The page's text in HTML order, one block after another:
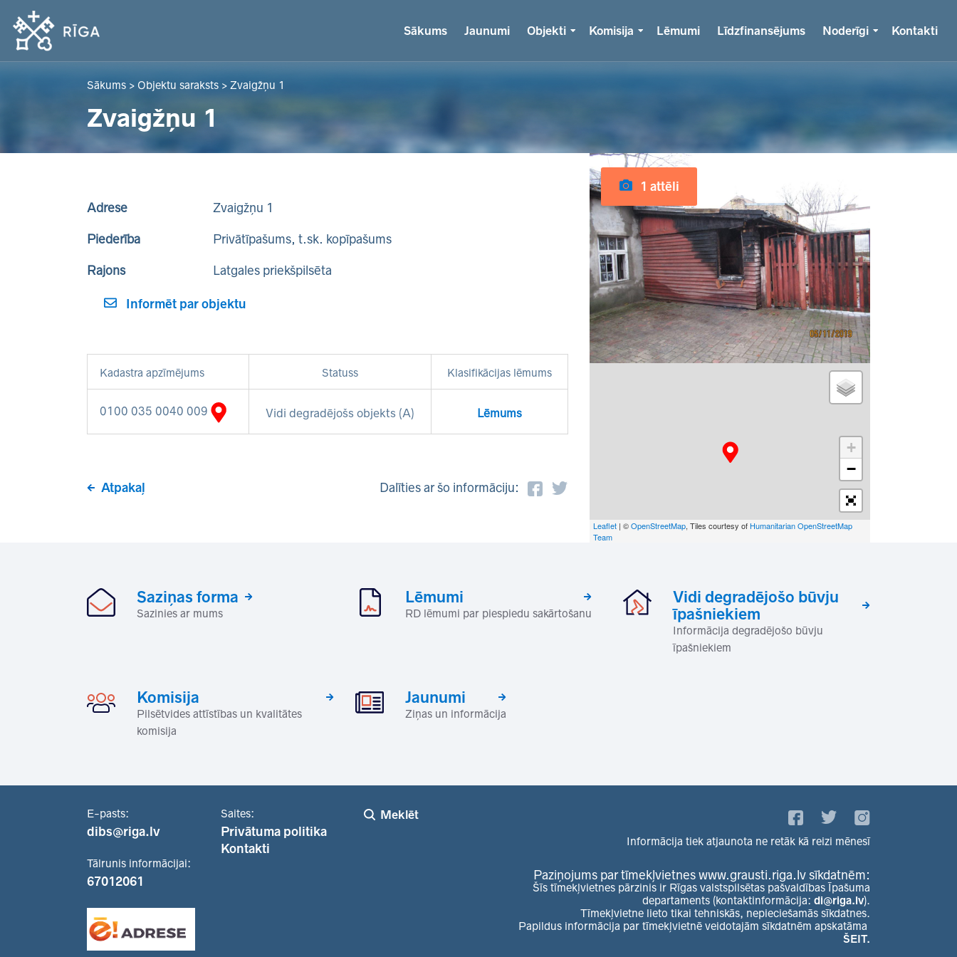
Sākums Jaunumi Objekti Komisija Lēmumi Līdzfinansējums Noderīgi Kontakti
Sākums > Objektu saraksts > Zvaigžņu 1
Zvaigžņu 1
Adrese Zvaigžņu 1
Piederība Privātīpašums, t.sk. kopīpašums
Rajons Latgales priekšpilsēta
Informēt par objektu
Kadastra apzīmējums Statuss Klasifikācijas lēmums
0100 035 0040 009 Vidi degradējošs objekts (A) Lēmums
Atpakaļ Dalīties ar šo informāciju:
1 attēli
+
−
Leaflet | ©OpenStreetMap, Tiles courtesy of Humanitarian OpenStreetMap
Team
Saziņas forma
Sazinies ar mums
Lēmumi
RD lēmumi par piespiedu sakārtošanu
Vidi degradējošo būvju
īpašniekiem
Informācija degradējošo būvju
īpašniekiem
Komisija
Pilsētvides attīstības un kvalitātes
komisija
Jaunumi
Ziņas un informācija
E-pasts:
dibs@riga.lv
Tālrunis informācijai:
67012061
Saites:
Privātuma politika
Kontakti
Meklēt
Informācija tiek atjaunota ne retāk kā reizi mēnesī
Paziņojums par tīmekļvietnes www.grausti.riga.lv sīkdatnēm:
Šīs tīmekļvietnes pārzinis ir Rīgas valstspilsētas pašvaldības Īpašuma
departaments (kontaktinformācija: di@riga.lv).
Tīmekļvietne lieto tikai tehniskās, nepieciešamās sīkdatnes.
Papildus informācija par tīmekļvietnē veidotajām sīkdatnēm apskatāma
ŠEIT.